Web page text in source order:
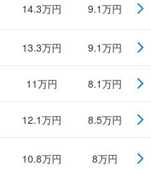
14.3万円 9.1万円
13.3万円 9.1万円
11万円 8.1万円
12.1万円 8.5万円
10.8万円 8万円